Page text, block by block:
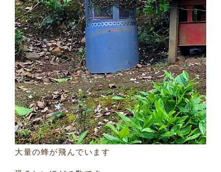
大量の蜂が飛んでいます